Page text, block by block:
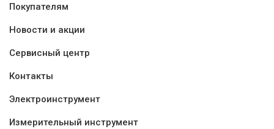
Покупателям
Новости и акции
Сервисный центр
Контакты
Электроинструмент
Измерительный инструмент